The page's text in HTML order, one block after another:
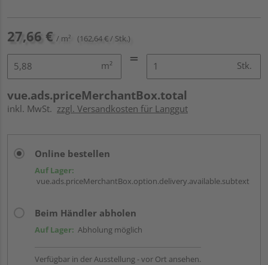
27,66 € / m² (162,64 € / Stk.)
m² Stk.
vue.ads.priceMerchantBox.total
inkl. MwSt. zzgl. Versandkosten für Langgut
Online bestellen
Auf Lager:
vue.ads.priceMerchantBox.option.delivery.available.subtext
Beim Händler abholen
Auf Lager: Abholung möglich
Verfügbar in der Ausstellung - vor Ort ansehen.